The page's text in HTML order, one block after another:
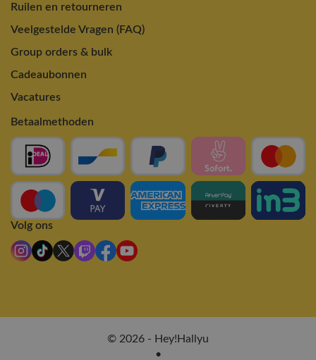
Ruilen en retourneren
Veelgestelde Vragen (FAQ)
Group orders & bulk
Cadeaubonnen
Vacatures
Betaalmethoden
Volg ons
© 2026 - Hey!Hallyu
•